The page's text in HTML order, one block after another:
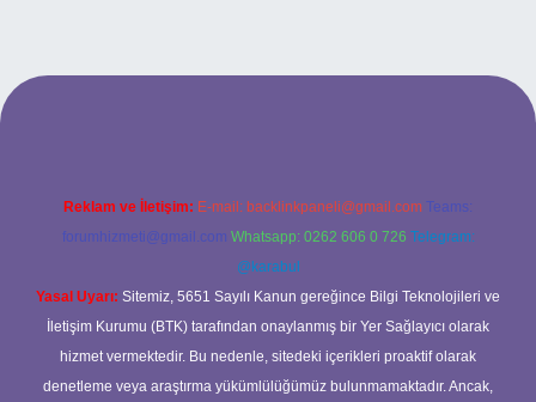
Reklam ve İletişim: E-mail: backlinkpaneli@gmail.com Teams:
forumhizmeti@gmail.com Whatsapp: 0262 606 0 726 Telegram:
@karabul
Yasal Uyarı: Sitemiz, 5651 Sayılı Kanun gereğince Bilgi Teknolojileri ve
İletişim Kurumu (BTK) tarafından onaylanmış bir Yer Sağlayıcı olarak
hizmet vermektedir. Bu nedenle, sitedeki içerikleri proaktif olarak
denetleme veya araştırma yükümlülüğümüz bulunmamaktadır. Ancak,